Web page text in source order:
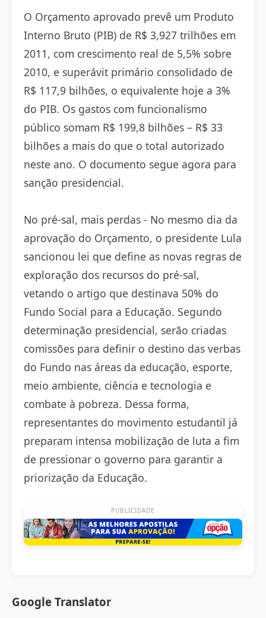
O Orçamento aprovado prevê um Produto
Interno Bruto (PIB) de R$ 3,927 trilhões em
2011, com crescimento real de 5,5% sobre
2010, e superávit primário consolidado de
R$ 117,9 bilhões, o equivalente hoje a 3%
do PIB. Os gastos com funcionalismo
público somam R$ 199,8 bilhões – R$ 33
bilhões a mais do que o total autorizado
neste ano. O documento segue agora para
sanção presidencial.
No pré-sal, mais perdas - No mesmo dia da
aprovação do Orçamento, o presidente Lula
sancionou lei que define as novas regras de
exploração dos recursos do pré-sal,
vetando o artigo que destinava 50% do
Fundo Social para a Educação. Segundo
determinação presidencial, serão criadas
comissões para definir o destino das verbas
do Fundo nas áreas da educação, esporte,
meio ambiente, ciência e tecnologia e
combate à pobreza. Dessa forma,
representantes do movimento estudantil já
preparam intensa mobilização de luta a fim
de pressionar o governo para garantir a
priorização da Educação.
PUBLICIDADE
Google Translator